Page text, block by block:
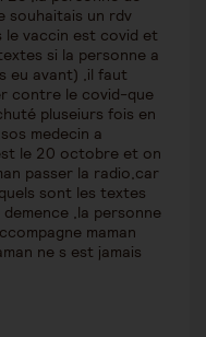
souhaitais un rdv
le vaccin est covid et
si la personne a
eu avant) ,il faut
contre le covid-que
pluseiurs fois en
medecin a
le 20 octobre et on
passer la radio,car
sont les textes
,la personne
maman
ne s est jamais